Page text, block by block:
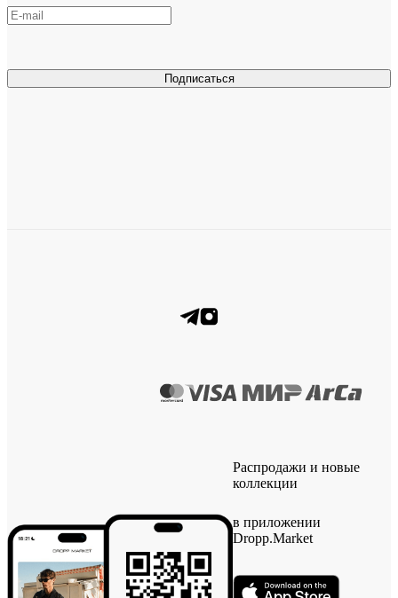
Подписаться
Распродажи и новые
коллекции
в приложении
Dropp.Market